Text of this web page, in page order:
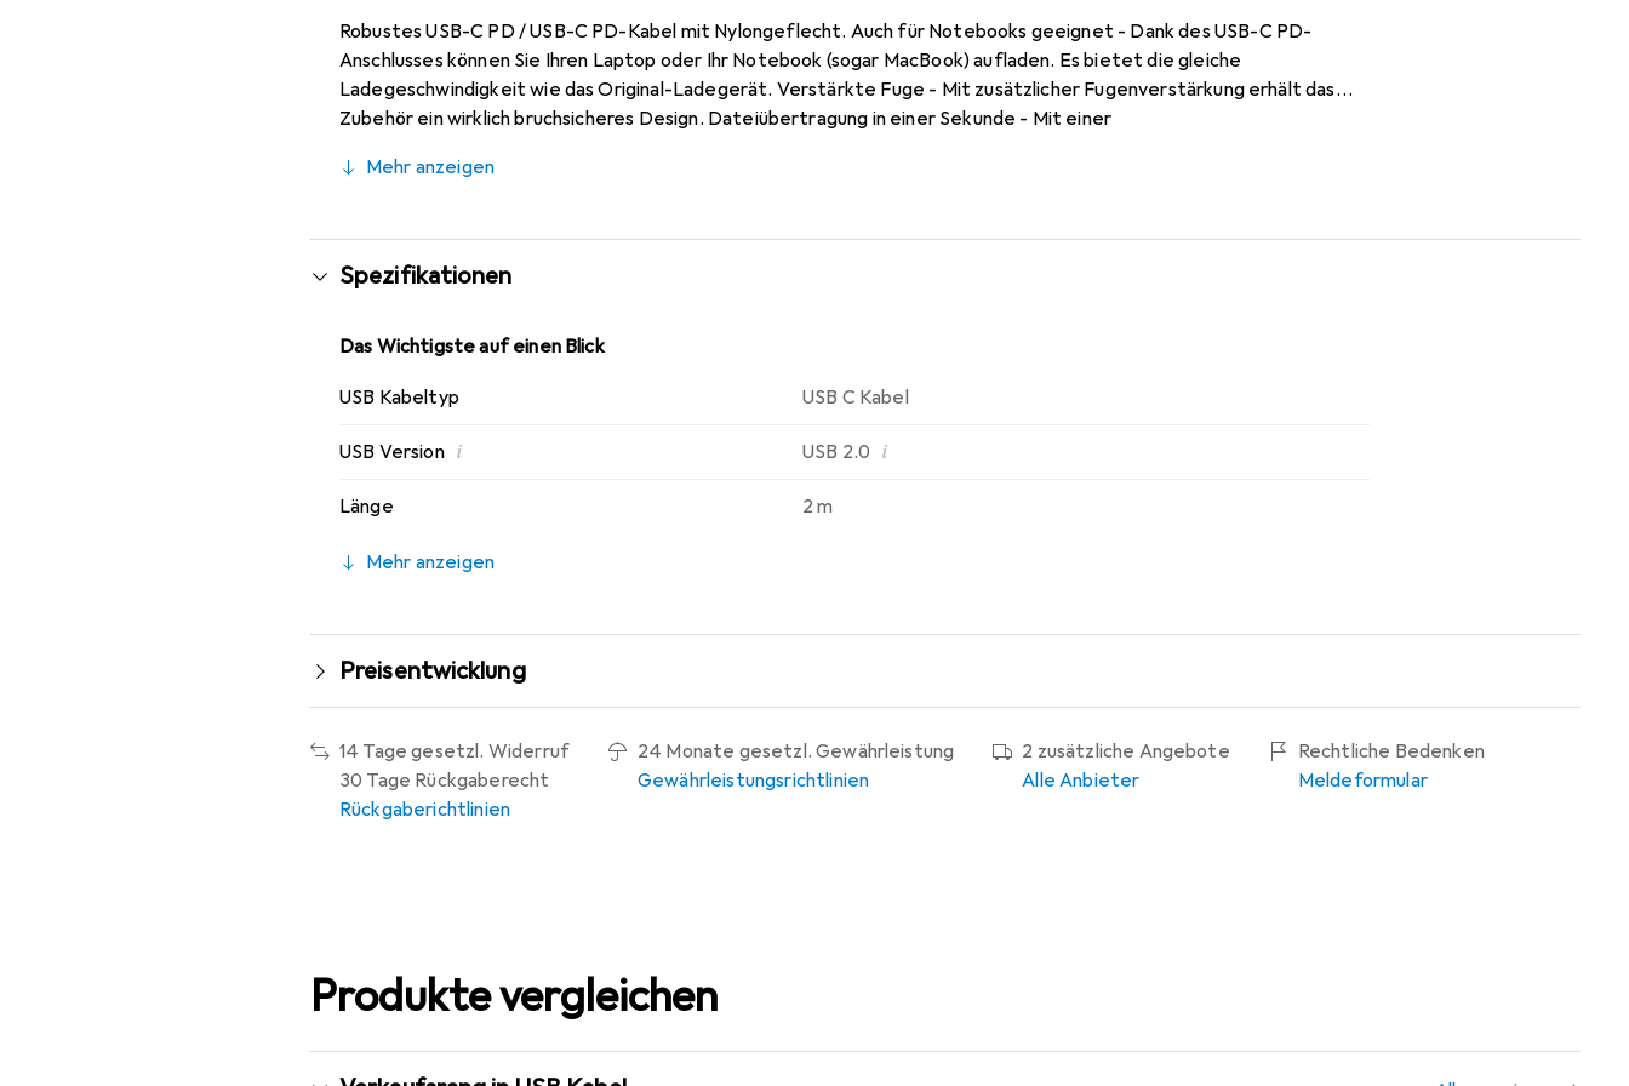
Robustes USB-C PD / USB-C PD-Kabel mit Nylongeflecht. Auch für Notebooks geeignet - Dank des USB-C PD-
Anschlusses können Sie Ihren Laptop oder Ihr Notebook (sogar MacBook) aufladen. Es bietet die gleiche
Ladegeschwindigkeit wie das Original-Ladegerät. Verstärkte Fuge - Mit zusätzlicher Fugenverstärkung erhält das
Zubehör ein wirklich bruchsicheres Design. Dateiübertragung in einer Sekunde - Mit einer
Kabeltechnologie erleichtert die Übertragung grosser Dateien.
Mehr anzeigen
Spezifikationen
Das Wichtigste auf einen Blick
USB Kabeltyp USB C Kabel
USB Version i USB 2.0 i
Länge 2 m
Mehr anzeigen
Preisentwicklung
14 Tage gesetzl. Widerruf
30 Tage Rückgaberecht
Rückgaberichtlinien
24 Monate gesetzl. Gewährleistung
Gewährleistungsrichtlinien
2 zusätzliche Angebote
Alle Anbieter
Rechtliche Bedenken
Meldeformular
Produkte vergleichen